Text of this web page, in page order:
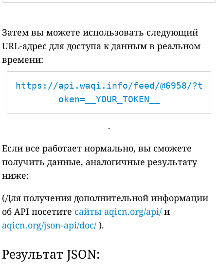
Затем вы можете использовать следующий
URL-адрес для доступа к данным в реальном
времени:
https://api.waqi.info/feed/@6958/?t
oken=__YOUR_TOKEN__
.
Если все работает нормально, вы сможете
получить данные, аналогичные результату
ниже:
(Для получения дополнительной информации
об API посетите сайты aqicn.org/api/ и
aqicn.org/json-api/doc/ ).
Результат JSON: